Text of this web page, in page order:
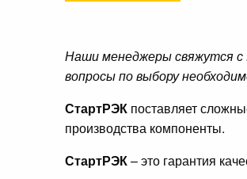
Наши менеджеры свяжутся
вопросы по выбору
СтартРЭК поставляет
производства компоненты.
СтартРЭК– это гарантия